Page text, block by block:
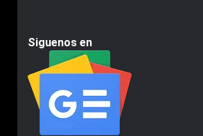
Siguenos en